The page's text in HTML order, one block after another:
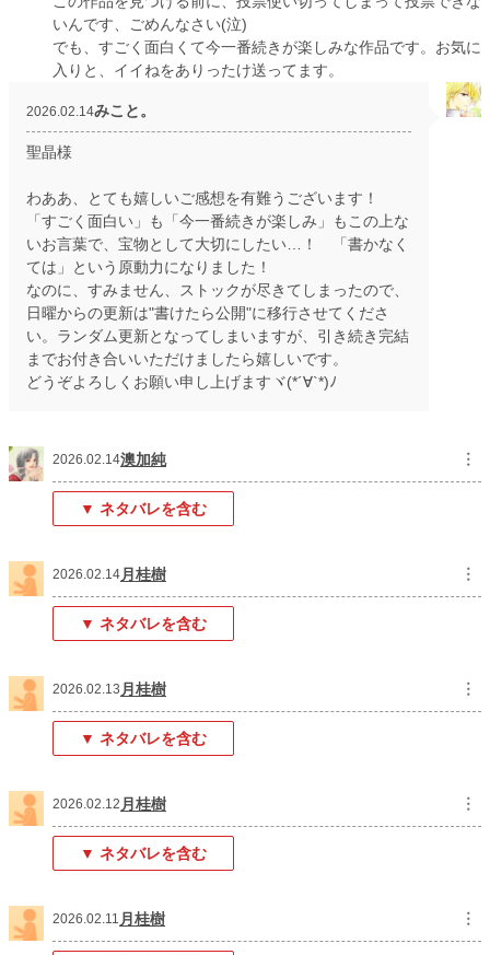
いんです、ごめんなさい(泣)
でも、すごく面白くて今一番続きが楽しみな作品です。お気に
入りと、イイねをありったけ送ってます。
2026.02.14みこと。
聖晶様
わああ、とても嬉しいご感想を有難うございます！
「すごく面白い」も「今一番続きが楽しみ」もこの上な
いお言葉で、宝物として大切にしたい…！ 「書かなく
ては」という原動力になりました！
なのに、すみません、ストックが尽きてしまったので、
日曜からの更新は"書けたら公開"に移行させてくださ
い。ランダム更新となってしまいますが、引き続き完結
までお付き合いいただけましたら嬉しいです。
どうぞよろしくお願い申し上げますヾ(*´∀`*)ﾉ
2026.02.14澳加純 ︙
▼ ネタバレを含む
2026.02.14 月桂樹 ︙
▼ ネタバレを含む
2026.02.13 月桂樹 ︙
▼ ネタバレを含む
2026.02.12 月桂樹 ︙
▼ ネタバレを含む
2026.02.11 月桂樹 ︙